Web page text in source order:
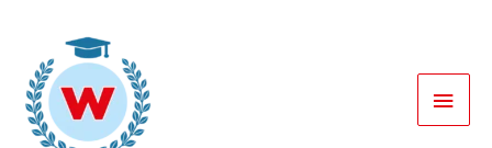
springen